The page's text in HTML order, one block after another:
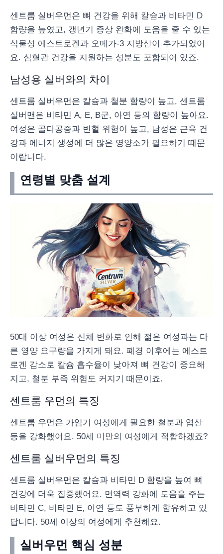
센트룸 실버우먼은 뼈 건강을 위해 칼슘과 비타민 D
함량을 높였고, 갱년기 증상 완화에 도움을 줄 수 있는
식물성 에스트로겐과 오메가-3 지방산이 추가되었어
요. 심혈관 건강을 지원하는 성분도 포함되어 있죠.
남성용 실버와의 차이
센트룸 실버우먼은 칼슘과 철분 함량이 높고, 센트룸
실버맨은 비타민 A, E, B군, 아연 등의 함량이 높아요.
여성은 골다공증과 빈혈 위험이 높고, 남성은 근육 건
강과 에너지 생성에 더 많은 영양소가 필요하기 때문
이랍니다.
연령별 맞춤 설계
50대 이상 여성은 신체 변화로 인해 젊은 여성과는 다
른 영양 요구량을 가지게 돼요. 폐경 이후에는 에스트
로겐 감소로 칼슘 흡수율이 낮아져 뼈 건강이 중요해
지고, 철분 부족 위험도 커지기 때문이죠.
센트룸 우먼의 특징
센트룸 우먼은 가임기 여성에게 필요한 철분과 엽산
등을 강화했어요. 50세 미만의 여성에게 적합하겠죠?
센트룸 실버우먼의 특징
센트룸 실버우먼은 칼슘과 비타민 D 함량을 높여 뼈
건강에 더욱 집중했어요. 면역력 강화에 도움을 주는
비타민 C, 비타민 E, 아연 등도 풍부하게 함유하고 있
답니다. 50세 이상의 여성에게 추천해요.
실버우먼 핵심 성분